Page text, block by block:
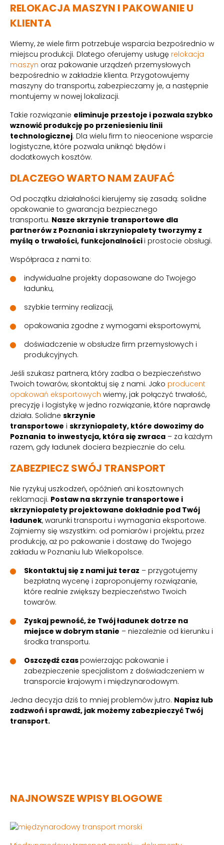
RELOKACJA MASZYN I PAKOWANIE U
KLIENTA
Wiemy, że wiele firm potrzebuje wsparcia bezpośrednio w
miejscu produkcji. Dlatego oferujemy usługę relokacja
maszyn oraz pakowanie urządzeń przemysłowych
bezpośrednio w zakładzie klienta. Przygotowujemy
maszyny do transportu, zabezpieczamy je, a następnie
montujemy w nowej lokalizacji.
Takie rozwiązanie eliminuje przestoje i pozwala szybko
wznowić produkcję po przeniesieniu linii
technologicznej. Dla wielu firm to nieocenione wsparcie
logistyczne, które pozwala uniknąć błędów i
dodatkowych kosztów.
DLACZEGO WARTO NAM ZAUFAĆ
Od początku działalności kierujemy się zasadą: solidne
opakowanie to gwarancja bezpiecznego
transportu. Nasze skrzynie transportowe dla
partnerów z Poznania i skrzyniopalety tworzymy z
myślą o trwałości, funkcjonalności i prostocie obsługi.
Współpraca z nami to:
indywidualne projekty dopasowane do Twojego
ładunku,
szybkie terminy realizacji,
opakowania zgodne z wymogami eksportowymi,
doświadczenie w obsłudze firm przemysłowych i
produkcyjnych.
Jeśli szukasz partnera, który zadba o bezpieczeństwo
Twoich towarów, skontaktuj się z nami. Jako producent
opakowań eksportowych wiemy, jak połączyć trwałość,
precyzję i logistykę w jedno rozwiązanie, które naprawdę
działa. Solidne skrzynie
transportowe i skrzyniopalety, które dowozimy do
Poznania to inwestycja, która się zwraca – za każdym
razem, gdy ładunek dociera bezpiecznie do celu.
ZABEZPIECZ SWÓJ TRANSPORT
Nie ryzykuj uszkodzeń, opóźnień ani kosztownych
reklamacji. Postaw na skrzynie transportowe i
skrzyniopalety projektowane dokładnie pod Twój
ładunek, warunki transportu i wymagania eksportowe.
Zajmiemy się wszystkim: od pomiarów i projektu, przez
produkcję, aż po pakowanie i dostawę do Twojego
zakładu w Poznaniu lub Wielkopolsce.
Skontaktuj się z nami już teraz – przygotujemy
bezpłatną wycenę i zaproponujemy rozwiązanie,
które realnie zwiększy bezpieczeństwo Twoich
towarów.
Zyskaj pewność, że Twój ładunek dotrze na
miejsce w dobrym stanie – niezależnie od kierunku i
środka transportu.
Oszczędź czas powierzając pakowanie i
zabezpieczenie specjalistom z doświadczeniem w
transporcie krajowym i międzynarodowym.
Jedna decyzja dziś to mniej problemów jutro. Napisz lub
zadzwoń i sprawdź, jak możemy zabezpieczyć Twój
transport.
NAJNOWSZE WPISY BLOGOWE